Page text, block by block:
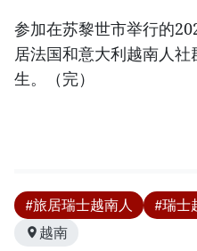
参加在苏黎世市举行的
居法国和意大利越南人
生。（完）
#旅居瑞士越南人 #瑞士
越南